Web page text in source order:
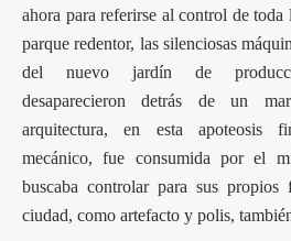
ahora para referirse al control de toda
parque redentor, las silenciosas
del nuevo jardín de
desaparecieron detrás de un
arquitectura, en esta apoteosis
mecánico, fue consumida por el
buscaba controlar para sus
ciudad, como artefacto y polis,